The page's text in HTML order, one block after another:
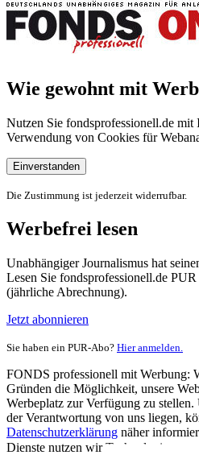
Wie gewohnt mit
Nutzen Sie fondsprofessionell.de
Verwendung von Cookies für
Einverstanden
Die Zustimmung ist jederzeit widerrufbar.
Werbefrei lesen
Unabhängiger Journalismus hat
Lesen Sie fondsprofessionell.de
(jährliche Abrechnung).
Jetzt abonnieren
Sie haben ein PUR-Abo? Hier anmelden.
FONDS professionell mit Werbung:
Gründen die Möglichkeit, unsere
Werbeplatz zur Verfügung zu
der Verantwortung von uns liegen,
Datenschutzerklärung näher
Dienste nutzen wir Technologien von